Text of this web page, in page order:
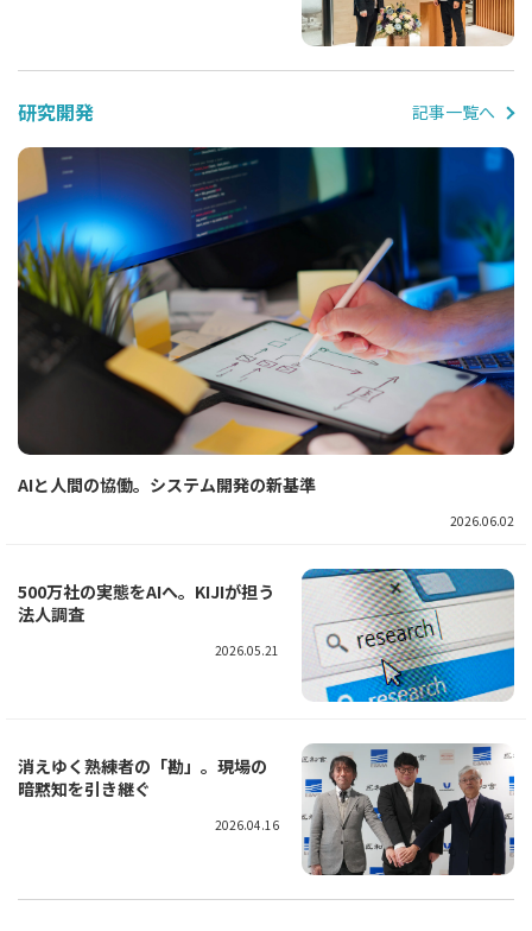
研究開発 記事一覧へ
AIと人間の協働。システム開発の新基準
2026.06.02
500万社の実態をAIへ。KIJIが担う
法人調査
2026.05.21
消えゆく熟練者の「勘」。現場の
暗黙知を引き継ぐ
2026.04.16